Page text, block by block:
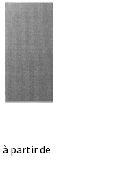
à partir de